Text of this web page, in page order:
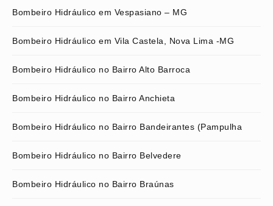
Bombeiro Hidráulico em Vespasiano – MG
Bombeiro Hidráulico em Vila Castela, Nova Lima -MG
Bombeiro Hidráulico no Bairro Alto Barroca
Bombeiro Hidráulico no Bairro Anchieta
Bombeiro Hidráulico no Bairro Bandeirantes (Pampulha
Bombeiro Hidráulico no Bairro Belvedere
Bombeiro Hidráulico no Bairro Braúnas